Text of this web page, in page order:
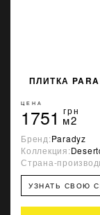
ПЛИТКА
ЦЕНА
1751 грн
м2
Бренд:Paradyz
Коллекция:
Страна-
УЗНАТЬ СВОЮ